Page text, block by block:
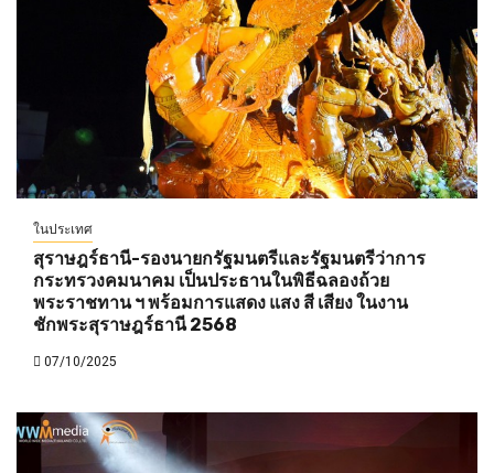
ในประเทศ
สุราษฎร์ธานี-รองนายกรัฐมนตรีและรัฐมนตรีว่าการ
กระทรวงคมนาคม เป็นประธานในพิธีฉลองถ้วย
พระราชทาน ฯ พร้อมการแสดง แสง สี เสียง ในงาน
ชักพระสุราษฎร์ธานี 2568
07/10/2025